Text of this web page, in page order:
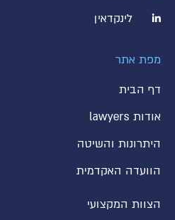
לינקדאין
מפת אתר
דף הבית
אודות lawyers
היתרונות והשיטה
הוועדה האקדמית
הצוות המקצועי